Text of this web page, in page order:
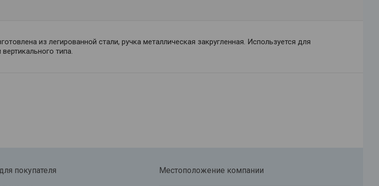
из легированной стали, ручка металлическая закругленная. Используется для
типа.
покупателя Местоположение компании